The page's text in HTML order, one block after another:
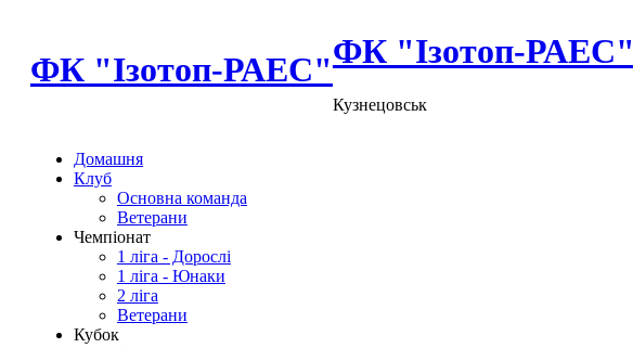
ФК "Ізотоп-РАЕС"ФК "Ізотоп-РАЕС"
Кузнецовськ
Домашня
Клуб
Основна команда
Ветерани
Чемпіонат
1 ліга - Дорослі
1 ліга - Юнаки
2 ліга
Ветерани
Кубок